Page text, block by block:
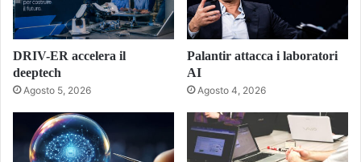
DRIV-ER accelera il
deeptech
Agosto 5, 2026
Palantir attacca i laboratori
AI
Agosto 4, 2026